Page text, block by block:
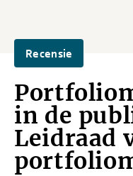
Recensie
in de
Leidraad